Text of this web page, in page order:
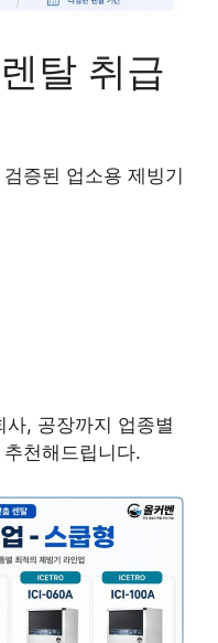
탈 취급
증된 업소용 제빙기
, 공장까지 업종별
천해드립니다.